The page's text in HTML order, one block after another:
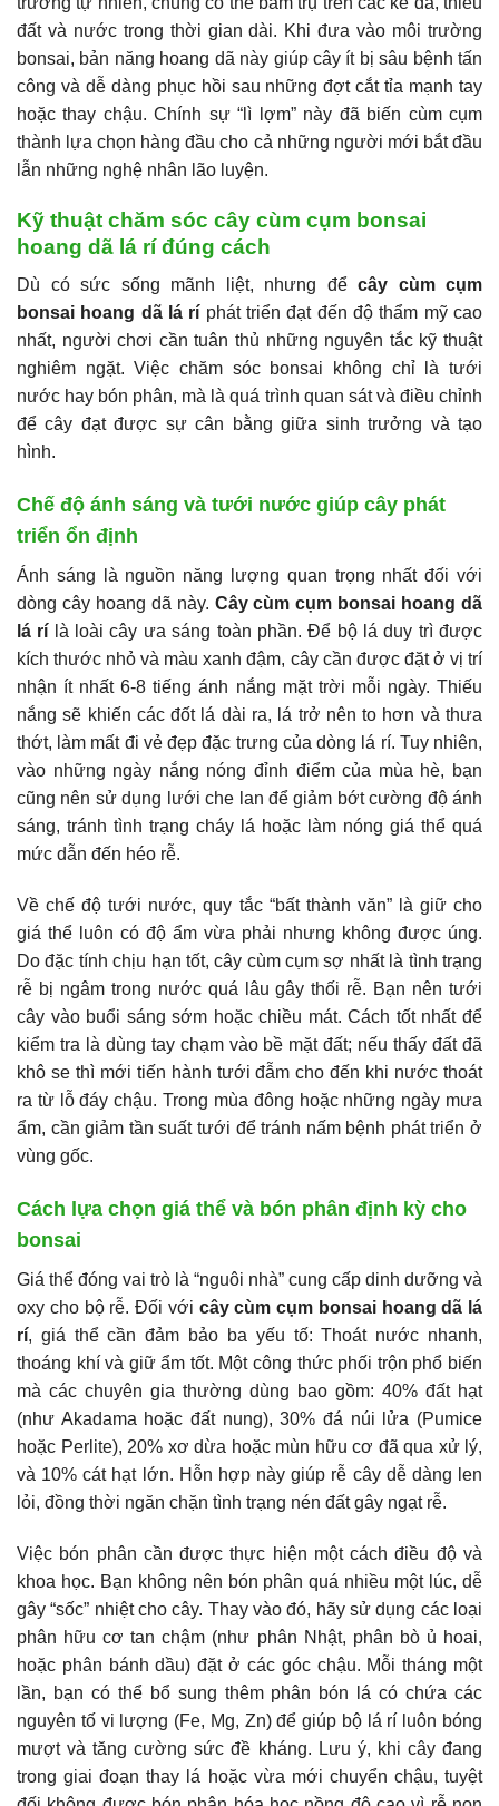
đất và nước trong thời gian dài. Khi đưa vào môi trường
bonsai, bản năng hoang dã này giúp cây ít bị sâu bệnh tấn
công và dễ dàng phục hồi sau những đợt cắt tỉa mạnh tay
hoặc thay chậu. Chính sự “lì lợm” này đã biến cùm cụm
thành lựa chọn hàng đầu cho cả những người mới bắt đầu
lẫn những nghệ nhân lão luyện.
Kỹ thuật chăm sóc cây cùm cụm bonsai
hoang dã lá rí đúng cách
Dù có sức sống mãnh liệt, nhưng để cây cùm cụm
bonsai hoang dã lá rí phát triển đạt đến độ thẩm mỹ cao
nhất, người chơi cần tuân thủ những nguyên tắc kỹ thuật
nghiêm ngặt. Việc chăm sóc bonsai không chỉ là tưới
nước hay bón phân, mà là quá trình quan sát và điều chỉnh
để cây đạt được sự cân bằng giữa sinh trưởng và tạo
hình.
Chế độ ánh sáng và tưới nước giúp cây phát
triển ổn định
Ánh sáng là nguồn năng lượng quan trọng nhất đối với
dòng cây hoang dã này. Cây cùm cụm bonsai hoang dã
lá rí là loài cây ưa sáng toàn phần. Để bộ lá duy trì được
kích thước nhỏ và màu xanh đậm, cây cần được đặt ở vị trí
nhận ít nhất 6-8 tiếng ánh nắng mặt trời mỗi ngày. Thiếu
nắng sẽ khiến các đốt lá dài ra, lá trở nên to hơn và thưa
thớt, làm mất đi vẻ đẹp đặc trưng của dòng lá rí. Tuy nhiên,
vào những ngày nắng nóng đỉnh điểm của mùa hè, bạn
cũng nên sử dụng lưới che lan để giảm bớt cường độ ánh
sáng, tránh tình trạng cháy lá hoặc làm nóng giá thể quá
mức dẫn đến héo rễ.
Về chế độ tưới nước, quy tắc “bất thành văn” là giữ cho
giá thể luôn có độ ẩm vừa phải nhưng không được úng.
Do đặc tính chịu hạn tốt, cây cùm cụm sợ nhất là tình trạng
rễ bị ngâm trong nước quá lâu gây thối rễ. Bạn nên tưới
cây vào buổi sáng sớm hoặc chiều mát. Cách tốt nhất để
kiểm tra là dùng tay chạm vào bề mặt đất; nếu thấy đất đã
khô se thì mới tiến hành tưới đẫm cho đến khi nước thoát
ra từ lỗ đáy chậu. Trong mùa đông hoặc những ngày mưa
ẩm, cần giảm tần suất tưới để tránh nấm bệnh phát triển ở
vùng gốc.
Cách lựa chọn giá thể và bón phân định kỳ cho
bonsai
Giá thể đóng vai trò là “nguôi nhà” cung cấp dinh dưỡng và
oxy cho bộ rễ. Đối với cây cùm cụm bonsai hoang dã lá
rí, giá thể cần đảm bảo ba yếu tố: Thoát nước nhanh,
thoáng khí và giữ ẩm tốt. Một công thức phối trộn phổ biến
mà các chuyên gia thường dùng bao gồm: 40% đất hạt
(như Akadama hoặc đất nung), 30% đá núi lửa (Pumice
hoặc Perlite), 20% xơ dừa hoặc mùn hữu cơ đã qua xử lý,
và 10% cát hạt lớn. Hỗn hợp này giúp rễ cây dễ dàng len
lỏi, đồng thời ngăn chặn tình trạng nén đất gây ngạt rễ.
Việc bón phân cần được thực hiện một cách điều độ và
khoa học. Bạn không nên bón phân quá nhiều một lúc, dễ
gây “sốc” nhiệt cho cây. Thay vào đó, hãy sử dụng các loại
phân hữu cơ tan chậm (như phân Nhật, phân bò ủ hoai,
hoặc phân bánh dầu) đặt ở các góc chậu. Mỗi tháng một
lần, bạn có thể bổ sung thêm phân bón lá có chứa các
nguyên tố vi lượng (Fe, Mg, Zn) để giúp bộ lá rí luôn bóng
mượt và tăng cường sức đề kháng. Lưu ý, khi cây đang
trong giai đoạn thay lá hoặc vừa mới chuyển chậu, tuyệt